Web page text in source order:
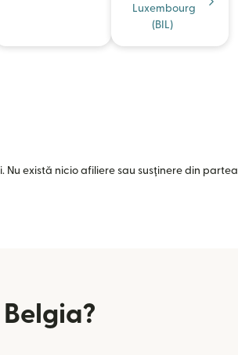
Luxembourg
(BIL)
există nicio afiliere sau susținere din partea